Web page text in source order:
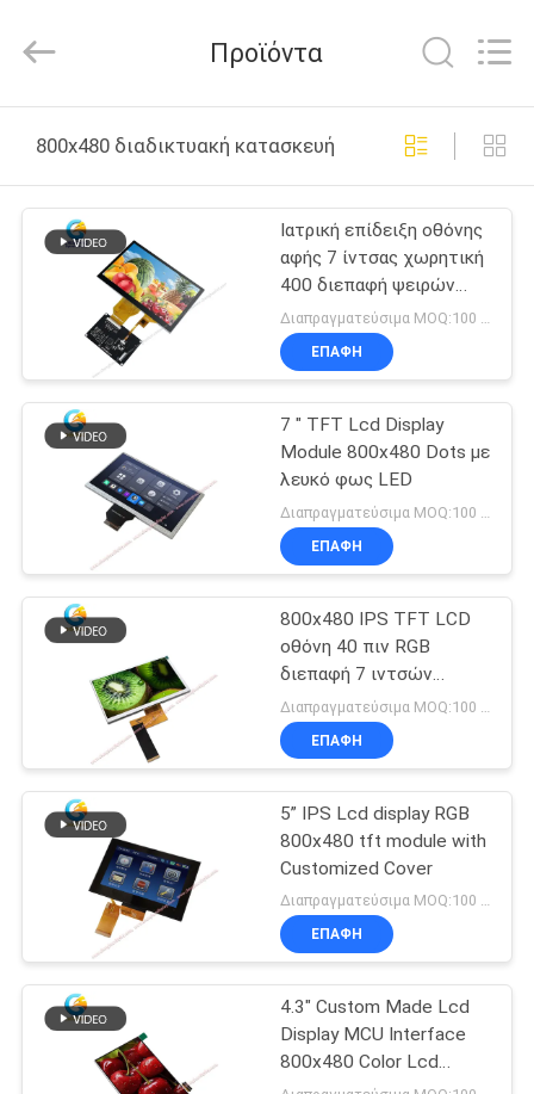
ΠΡΟΪΌΝΤΑ
ΣΧΕΤΙΚΆ
ΕΠΙΣΚΕΨΉ
ΕΡΓΟΣΤΑΣΊΟΥ
ΈΛΕΓΧΟΣ
ΠΟΙΌΤΗΤΑΣ
ΕΠΙΚΟΙΝΩΝΉΣΤΕ
ΖΗΤΉΣΤΕ
ΜΙΑ
ΠΡΟΣΦΟΡΆ
SITEMAP
PRIVACY
Optoelectronic
Rights
Προϊόντα
800x480 διαδικτυακή κατασκευή
Ιατρική επίδειξη οθόνης
αφής 7 ίντσας χωρητική
400 διεπαφή ψειρών
800x480 SPI
Διαπραγματεύσιμα MOQ:100 τεμάχια
ΕΠΑΦΉ
7 " TFT Lcd Display
Module 800x480 Dots με
λευκό φως LED
ΕΠΑΦΉ
800x480 IPS TFT LCD
οθόνη 40 πιν RGB
διεπαφή 7 ιντσών
χρωματική οθόνη
ΕΠΑΦΉ
5” IPS Lcd display RGB
800x480 tft module with
Customized Cover
Διαπραγματεύσιμα MOQ:100 Pcs
ΕΠΑΦΉ
4.3" Custom Made Lcd
Display MCU Interface
800x480 Color Lcd